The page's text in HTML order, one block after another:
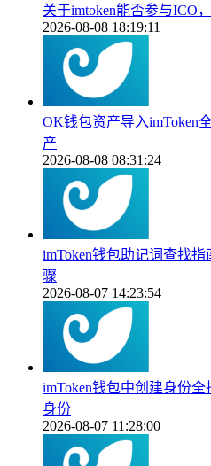
关于imtoken能否参与ICO
2026-08-08 18:19:11
OK钱包资产导入imToken
产
2026-08-08 08:31:24
imToken钱包助记词查找
骤
2026-08-07 14:23:54
imToken钱包中创建身份
身份
2026-08-07 11:28:00